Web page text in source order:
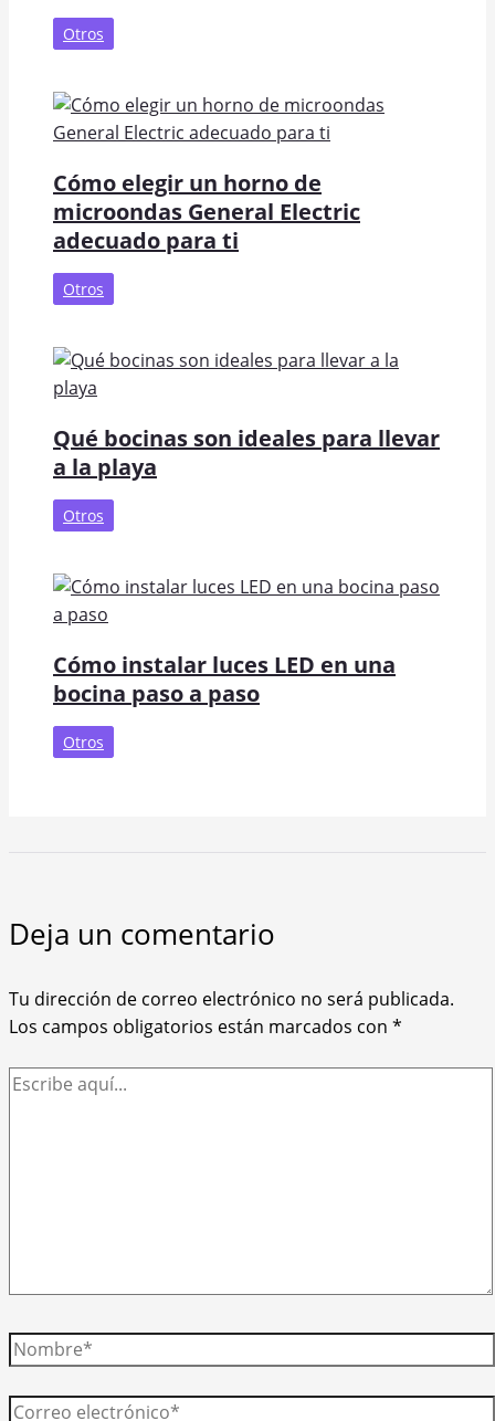
Otros
Cómo elegir un horno de
microondas General Electric
adecuado para ti
Otros
Qué bocinas son ideales para llevar
a la playa
Otros
Cómo instalar luces LED en una
bocina paso a paso
Otros
Deja un comentario
Tu dirección de correo electrónico no será publicada.
Los campos obligatorios están marcados con *
Escribe
Nombre*
Correo